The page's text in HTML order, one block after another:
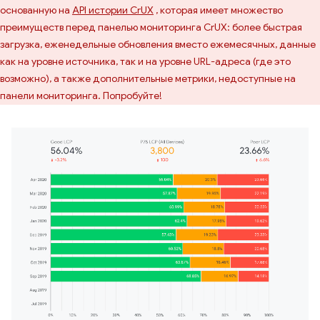
основанную на API истории CrUX , которая имеет множество
преимуществ перед панелью мониторинга CrUX: более быстрая
загрузка, еженедельные обновления вместо ежемесячных, данные
как на уровне источника, так и на уровне URL-адреса (где это
возможно), а также дополнительные метрики, недоступные на
панели мониторинга. Попробуйте!